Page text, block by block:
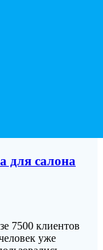
для салона
7500 клиентов
уже